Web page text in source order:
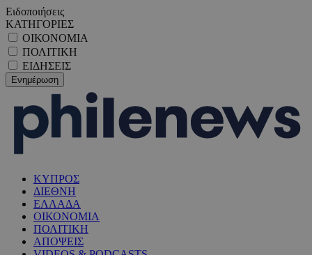
Ειδοποιήσεις
ΚΑΤΗΓΟΡΙΕΣ
ΟΙΚΟΝΟΜΙΑ
ΠΟΛΙΤΙΚΗ
ΕΙΔΗΣΕΙΣ
ΚΥΠΡΟΣ
ΔΙΕΘΝΗ
ΕΛΛΑΔΑ
ΟΙΚΟΝΟΜΙΑ
ΠΟΛΙΤΙΚΗ
ΑΠΟΨΕΙΣ